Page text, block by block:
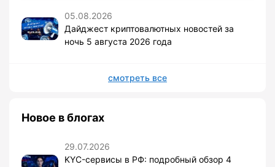
05.08.2026
Дайджест криптовалютных новостей за
ночь 5 августа 2026 года
смотреть все
Новое в блогах
29.07.2026
KYC-сервисы в РФ: подробный обзор 4